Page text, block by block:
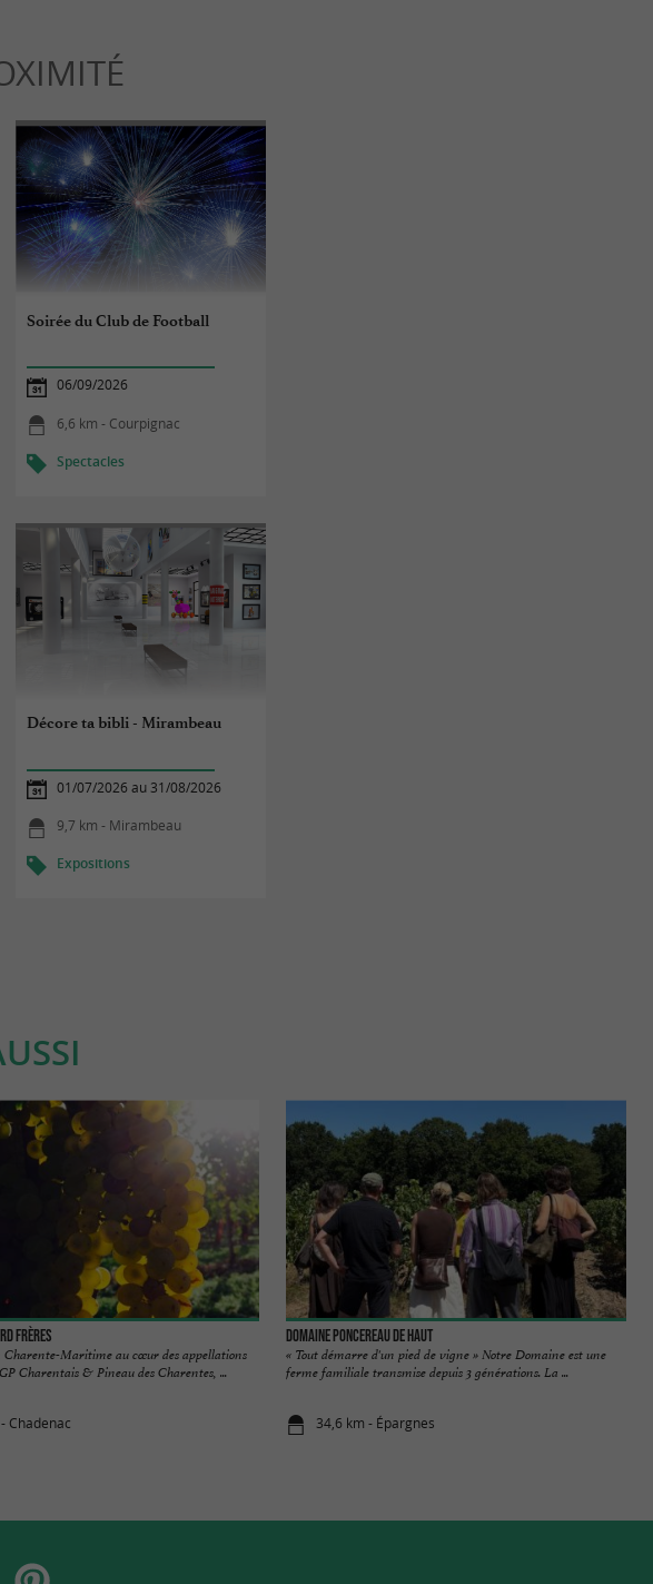
Soirée du Club de Football
06/09/2026
6,6 km - Courpignac
Spectacles
Décore ta bibli - Mirambeau
01/07/2026 au 31/08/2026
9,7 km - Mirambeau
Expositions
Frères
Charente-Maritime au cœur des appellations
Charentais & Pineau des Charentes, ...
Chadenac
Domaine Poncereau de Haut
« Tout démarre d'un pied de vigne » Notre Domaine est une
ferme familiale transmise depuis 3 générations. La ...
34,6 km - Épargnes